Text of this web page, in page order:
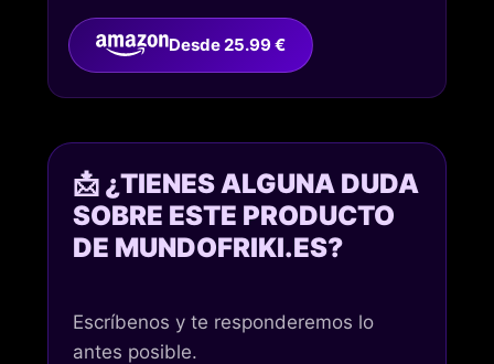
Desde 25.99 €
📩 ¿TIENES ALGUNA DUDA
SOBRE ESTE PRODUCTO
DE MUNDOFRIKI.ES?
Escríbenos y te responderemos lo
antes posible.